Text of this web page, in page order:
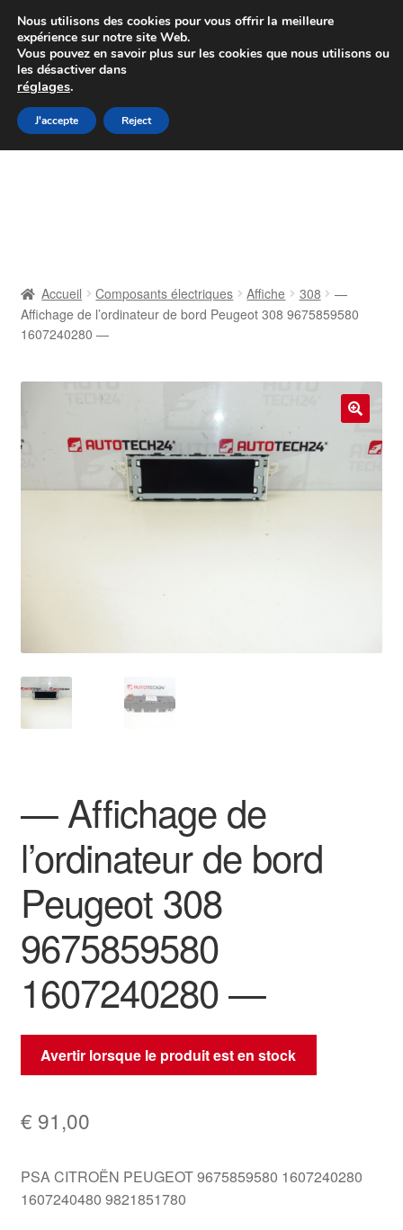
Colissimo livraison à partir de 7 EUR
Du lundi au vendredi de 9 h à 16 h
Aller
à
Aller
au
Contact
Mon compte
Politique de confidentialité
Procédure de Réclamation
Accueil Composants électriques Affiche 308
—
Affichage de l’ordinateur de bord Peugeot 308 9675859580
1607240280 —
— Affichage de
l’ordinateur de bord
Peugeot 308
9675859580
1607240280 —
Avertir lorsque le produit est en stock
€ 91,00
PSA CITROËN PEUGEOT 9675859580 1607240280
1607240480 9821851780
Nous utilisons des cookies pour vous offrir la meilleure
expérience sur notre site Web.
Vous pouvez en savoir plus sur les cookies que nous utilisons ou
les désactiver dans
réglages.
J'accepte Reject